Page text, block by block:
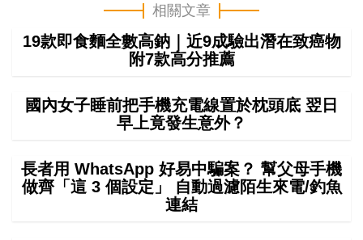
相關文章
19款即食麵全數高鈉｜近9成驗出潛在致癌物
附7款高分推薦
國內女子睡前把手機充電線置於枕頭底 翌日
早上竟發生意外？
長者用 WhatsApp 好易中騙案？ 幫父母手機
做齊「這 3 個設定」 自動過濾陌生來電/釣魚
連結